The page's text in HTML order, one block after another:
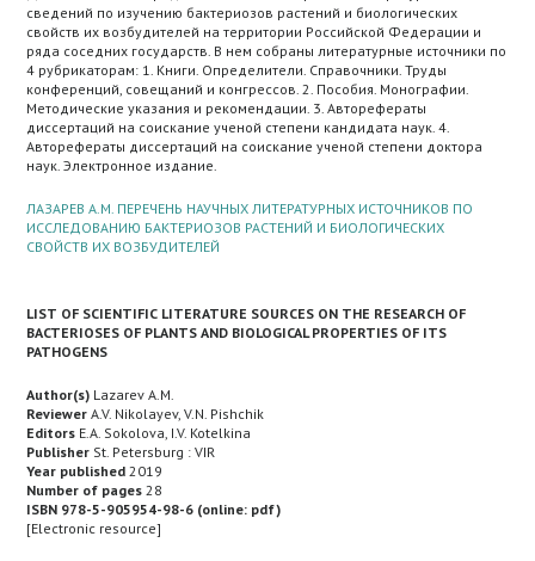
сведений по изучению бактериозов растений и биологических
свойств их возбудителей на территории Российской Федерации и
ряда соседних государств. В нем собраны литературные источники по
4 рубрикаторам: 1. Книги. Определители. Справочники. Труды
конференций, совещаний и конгрессов. 2. Пособия. Монографии.
Методические указания и рекомендации. 3. Авторефераты
диссертаций на соискание ученой степени кандидата наук. 4.
Авторефераты диссертаций на соискание ученой степени доктора
наук. Электронное издание.
ЛАЗАРЕВ А.М. ПЕРЕЧЕНЬ НАУЧНЫХ ЛИТЕРАТУРНЫХ ИСТОЧНИКОВ ПО
ИССЛЕДОВАНИЮ БАКТЕРИОЗОВ РАСТЕНИЙ И БИОЛОГИЧЕСКИХ
СВОЙСТВ ИХ ВОЗБУДИТЕЛЕЙ
LIST OF SCIENTIFIC LITERATURE SOURCES ON THE RESEARCH OF
BACTERIOSES OF PLANTS AND BIOLOGICAL PROPERTIES OF ITS
PATHOGENS
Author(s) Lazarev A.M.
Reviewer A.V. Nikolayev, V.N. Pishchik
Editors E.A. Sokolova, I.V. Kotelkina
Publisher St. Petersburg : VIR
Year published 2019
Number of pages28
ISBN 978-5-905954-98-6 (online: pdf)
[Electronic resource]